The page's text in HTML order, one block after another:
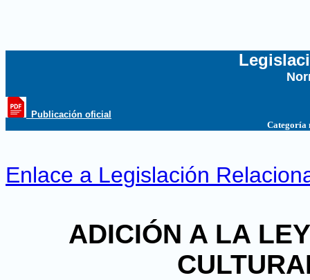
_Publicación oficial
Enlace a Legislación
ADICIÓN A LA